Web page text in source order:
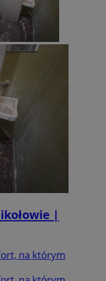
|